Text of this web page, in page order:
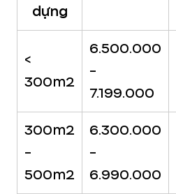
dựng
<
300m2
6.500.000
-
7.199.000
300m2
-
500m2
6.300.000
-
6.990.000